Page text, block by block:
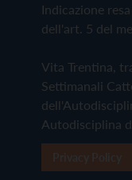
Indicazione
dell'art. 5 del
Vita Trentina,
Settimanali
Autodisciplina